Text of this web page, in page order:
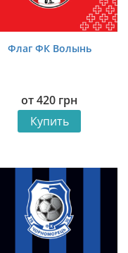
Флаг ФК Волынь
от420 грн
Купить